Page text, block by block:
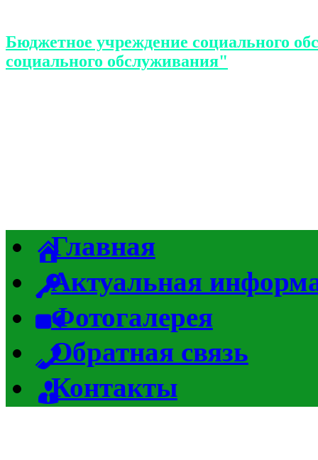
Бюджетное учреждение социального
социального обслуживания"
Главная
Актуальная
Фотогалерея
Обратная связь
Контакты